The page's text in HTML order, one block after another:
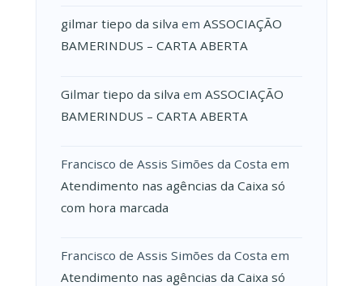
gilmar tiepo da silva em ASSOCIAÇÃO
BAMERINDUS – CARTA ABERTA
Gilmar tiepo da silva em ASSOCIAÇÃO
BAMERINDUS – CARTA ABERTA
Francisco de Assis Simões da Costa em
Atendimento nas agências da Caixa só
com hora marcada
Francisco de Assis Simões da Costa em
Atendimento nas agências da Caixa só